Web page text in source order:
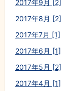
2017年9月 [2]
2017年8月 [2]
2017年7月 [1]
2017年6月 [1]
2017年5月 [2]
2017年4月 [1]